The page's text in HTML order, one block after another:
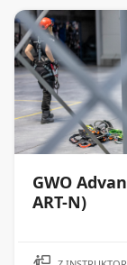
GWO
ART-N)
WIĘCEJ